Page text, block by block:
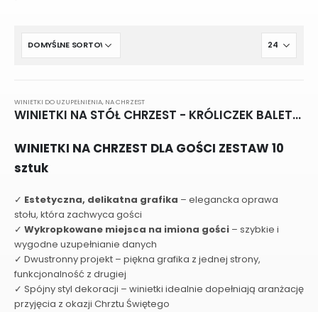
WINIETKI DO UZUPEŁNIENIA, NA CHRZEST
WINIETKI NA STÓŁ CHRZEST - KRÓLICZEK BALETNICA G025
WINIETKI NA CHRZEST DLA GOŚCI ZESTAW 10
sztuk
✓ Estetyczna, delikatna grafika – elegancka oprawa
stołu, która zachwyca gości
✓ Wykropkowane miejsca na imiona gości – szybkie i
wygodne uzupełnianie danych
✓ Dwustronny projekt – piękna grafika z jednej strony,
funkcjonalność z drugiej
✓ Spójny styl dekoracji – winietki idealnie dopełniają aranżację
przyjęcia z okazji Chrztu Świętego